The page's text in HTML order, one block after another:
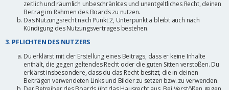
zeitlich und räumlich unbeschränktes und unentgeltliches Recht, deinen
Beitrag im Rahmen des Boards zu nutzen.
Das Nutzungsrecht nach Punkt 2, Unterpunkt a bleibt auch nach
Kündigung des Nutzungsvertrages bestehen.
3. PFLICHTEN DES NUTZERS
Du erklärst mit der Erstellung eines Beitrags, dass er keine Inhalte
enthält, die gegen geltendes Recht oder die guten Sitten verstoßen. Du
erklärst insbesondere, dass du das Recht besitzt, die in deinen
Beiträgen verwendeten Links und Bilder zu setzen bzw. zu verwenden.